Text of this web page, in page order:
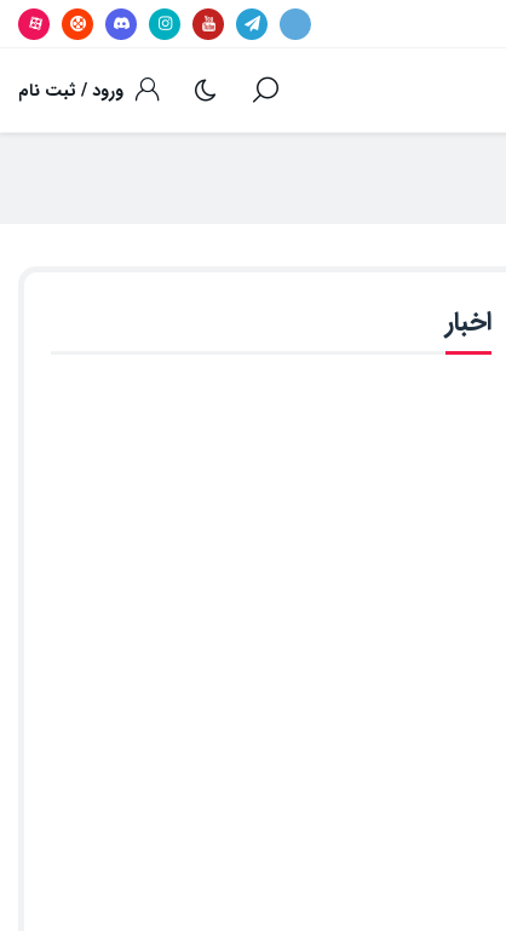
ورود / ثبت نام
اخبار